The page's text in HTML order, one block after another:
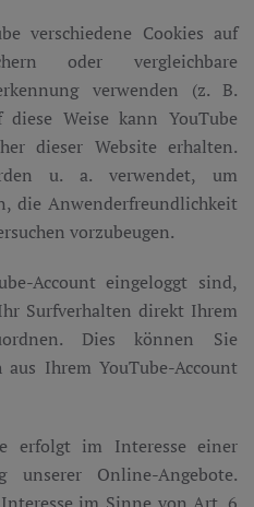
verschiedene Cookies auf
oder vergleichbare
verwenden (z. B.
Weise kann YouTube
dieser Website erhalten.
u. a. verwendet, um
die Anwenderfreundlichkeit
vorzubeugen.
Account eingeloggt sind,
Surfverhalten direkt Ihrem
Dies können Sie
Ihrem YouTube-Account
erfolgt im Interesse einer
unserer Online-Angebote.